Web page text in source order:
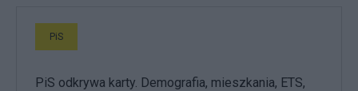
PiS
PiS odkrywa karty. Demografia, mieszkania, ETS,